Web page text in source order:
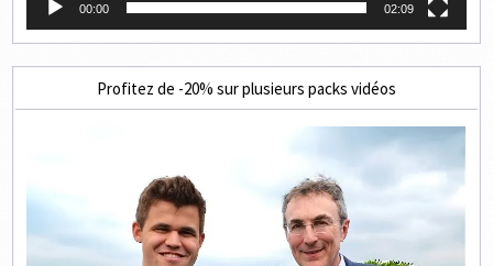
00:00 02:09
Profitez de -20% sur plusieurs packs vidéos